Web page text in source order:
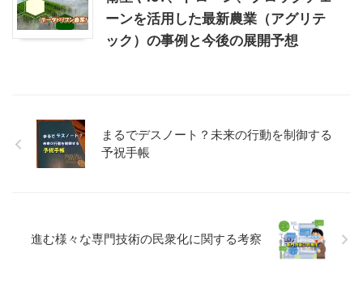
ーンを活用した最新農業（アグリテ
ック）の事例と今後の展開予想
まるでデスノート？未来の行動を制御する
予祝手帳
進む様々な専門技術の民衆化に関する考察